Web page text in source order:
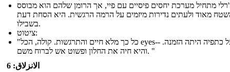
מתחיל מערכת יחסים פיסיים עם פיי, אך הרומן שלהם הוא מבוסס
מאוד ולעתים נדירות מיזמים על הרמה הרגשית. היא הסחת דעת
בשבילו.
ציטוט:
"כל כך מלא חיים והתרגשות. קולה, הכל eyes-- שלה על כתפיה היתה הזמנה.
והיא חיה את החלון ופשוט אש לברוח משם. "
الانزلاق: 6